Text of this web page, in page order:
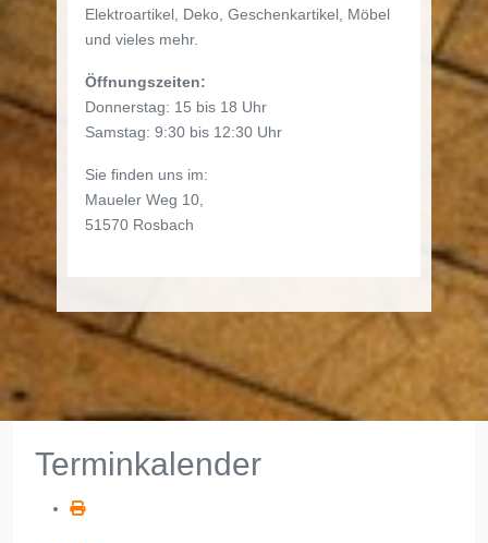
Elektroartikel, Deko, Geschenkartikel, Möbel
und vieles mehr.
Öffnungszeiten:
Donnerstag: 15 bis 18 Uhr
Samstag: 9:30 bis 12:30 Uhr
Sie finden uns im:
Maueler Weg 10,
51570 Rosbach
Terminkalender